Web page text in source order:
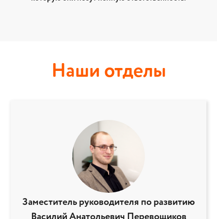
Наши отделы
Заместитель руководителя по развитию